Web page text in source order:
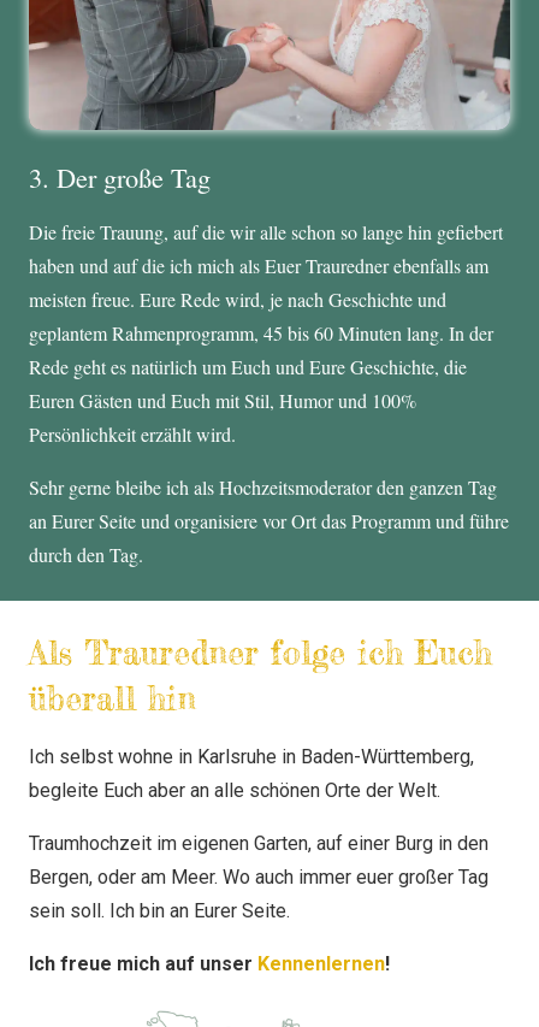
3. Der große Tag
Die freie Trauung, auf die wir alle schon so lange hin gefiebert
haben und auf die ich mich als Euer Trauredner ebenfalls am
meisten freue. Eure Rede wird, je nach Geschichte und
geplantem Rahmenprogramm, 45 bis 60 Minuten lang. In der
Rede geht es natürlich um Euch und Eure Geschichte, die
Euren Gästen und Euch mit Stil, Humor und 100%
Persönlichkeit erzählt wird.
Sehr gerne bleibe ich als Hochzeitsmoderator den ganzen Tag
an Eurer Seite und organisiere vor Ort das Programm und führe
durch den Tag.
Als Trauredner folge ich Euch
überall hin
Ich selbst wohne in Karlsruhe in Baden-Württemberg,
begleite Euch aber an alle schönen Orte der Welt.
Traumhochzeit im eigenen Garten, auf einer Burg in den
Bergen, oder am Meer. Wo auch immer euer großer Tag
sein soll. Ich bin an Eurer Seite.
Ich freue mich auf unser Kennenlernen!